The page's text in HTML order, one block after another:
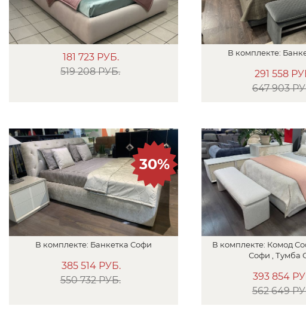
181 723 РУБ.
519 208 РУБ.
В комплекте:
291 558
647 903
В комплекте: Банкетка Софи
385 514 РУБ.
550 732 РУБ.
30%
В комплекте: Комод
Софи , Тумба
393 854
562 649